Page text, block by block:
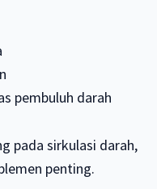
pembuluh darah
pada sirkulasi darah,
penting.